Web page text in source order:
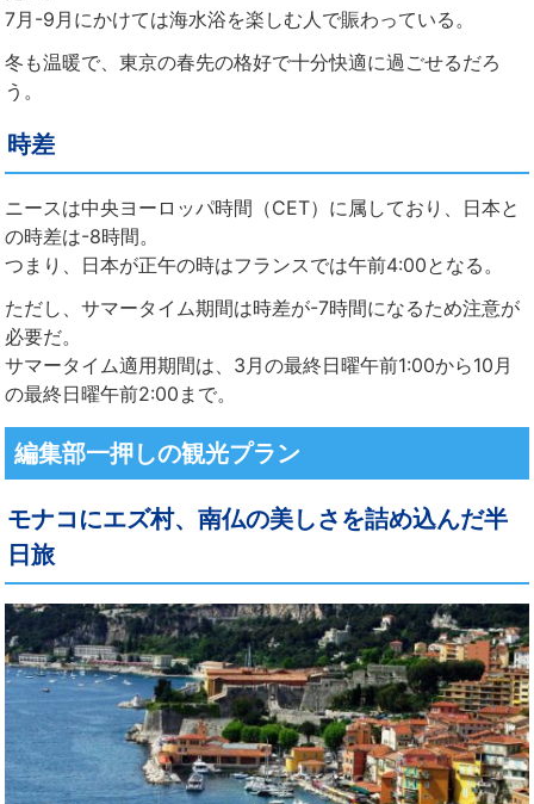
7月-9月にかけては海水浴を楽しむ人で賑わっている。
冬も温暖で、東京の春先の格好で十分快適に過ごせるだろ
う。
時差
ニースは中央ヨーロッパ時間（CET）に属しており、日本と
の時差は-8時間。
つまり、日本が正午の時はフランスでは午前4:00となる。
ただし、サマータイム期間は時差が-7時間になるため注意が
必要だ。
サマータイム適用期間は、3月の最終日曜午前1:00から10月
の最終日曜午前2:00まで。
編集部一押しの観光プラン
モナコにエズ村、南仏の美しさを詰め込んだ半
日旅